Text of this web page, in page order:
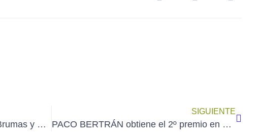
Workshop de acuarela on-line «Brumas y Reflejos» impartido por AURORA CHARLO (viernes 20 de junio/25)
SIGUIENTE
PACO BERTRÁN obtiene el 2º premio en el XXIII Certamen de Villanueva de los Infantes (7/6/2025)